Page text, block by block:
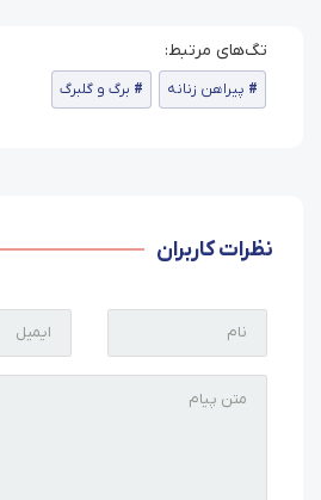
پیراهن زنانه برگ و گلبرگ
نظرات کاربران